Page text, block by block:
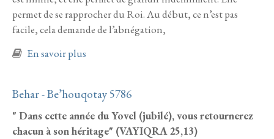
permet de se rapprocher du Roi. Au début, ce n’est pas
facile, cela demande de l’abnégation,
En savoir plus
Behar - Be’houqotay 5786
" Dans cette année du Yovel (jubilé), vous retournerez
chacun à son héritage" (VAYIQRA 25,13)